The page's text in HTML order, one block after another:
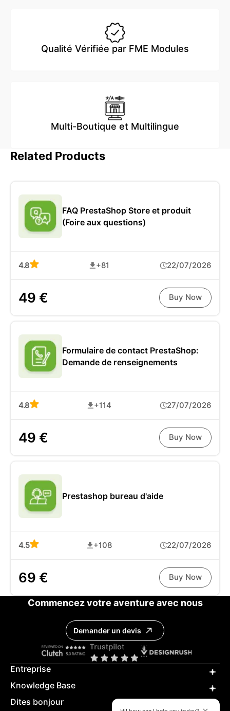
Qualité Vérifiée par FME Modules
Multi-Boutique et Multilingue
Related Products
FAQ PrestaShop Store et produit
(Foire aux questions)
4.8 +81 22/07/2026
49 € Buy Now
Formulaire de contact PrestaShop:
Demande de renseignements
4.8 +114 27/07/2026
49 € Buy Now
Prestashop bureau d'aide
4.5 +108 22/07/2026
69 € Buy Now
Commencez votre aventure avec nous
Demander un devis
Entreprise
Knowledge Base
Dites bonjour